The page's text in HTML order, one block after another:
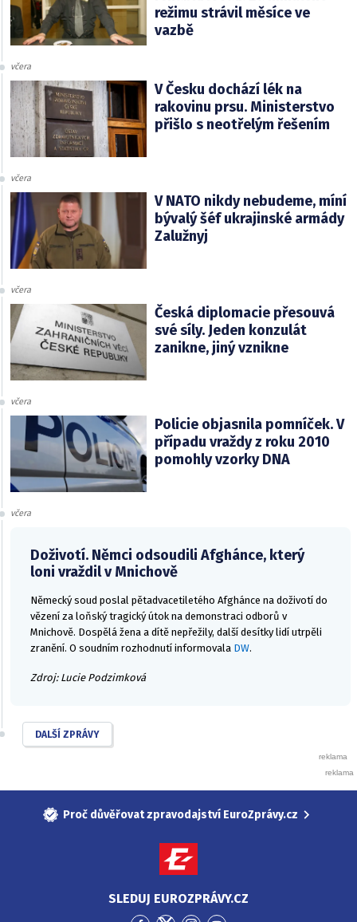
režimu strávil měsíce ve
vazbě
včera
V Česku dochází lék na
rakovinu prsu. Ministerstvo
přišlo s neotřelým řešením
včera
V NATO nikdy nebudeme, míní
bývalý šéf ukrajinské armády
Zalužnyj
včera
Česká diplomacie přesouvá
své síly. Jeden konzulát
zanikne, jiný vznikne
včera
Policie objasnila pomníček. V
případu vraždy z roku 2010
pomohly vzorky DNA
včera
Doživotí. Němci odsoudili Afghánce, který
loni vraždil v Mnichově
Německý soud poslal pětadvacetiletého Afghánce na doživotí do
vězení za loňský tragický útok na demonstraci odborů v
Mnichově. Dospělá žena a dítě nepřežily, další desítky lidí utrpěli
zranění. O soudním rozhodnutí informovala DW.
Zdroj: Lucie Podzimková
DALŠÍ ZPRÁVY
Proč důvěřovat zpravodajství EuroZprávy.cz
SLEDUJ EUROZPRÁVY.CZ